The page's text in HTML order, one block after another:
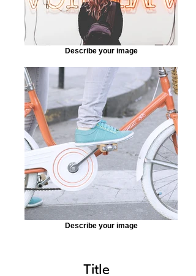
Describe your image
Describe your image
Title